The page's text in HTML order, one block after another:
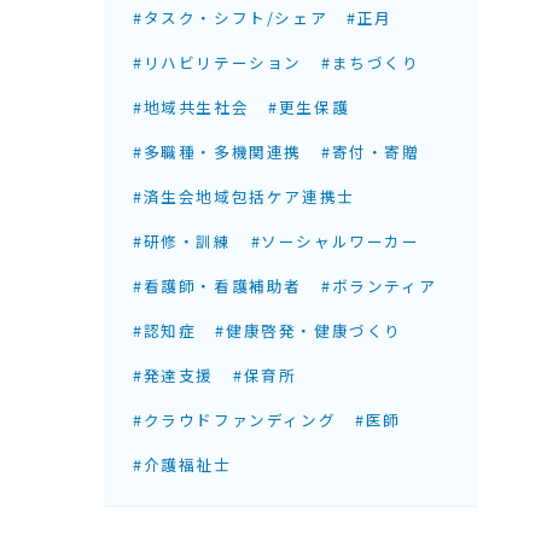
#タスク・シフト/シェア
#正月
#リハビリテーション
#まちづくり
#地域共生社会
#更生保護
#多職種・多機関連携
#寄付・寄贈
#済生会地域包括ケア連携士
#研修・訓練
#ソーシャルワーカー
#看護師・看護補助者
#ボランティア
#認知症
#健康啓発・健康づくり
#発達支援
#保育所
#クラウドファンディング
#医師
#介護福祉士